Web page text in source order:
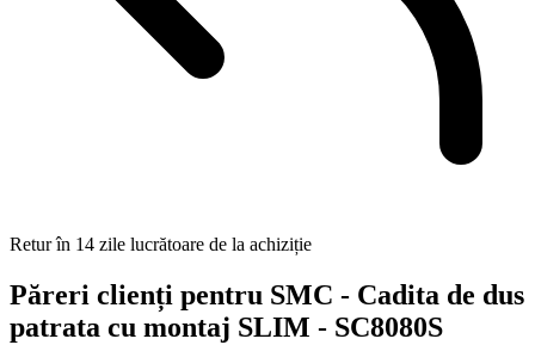
Retur în 14 zile lucrătoare de la achiziție
Păreri clienți pentru SMC - Cadita de dus
patrata cu montaj SLIM - SC8080S